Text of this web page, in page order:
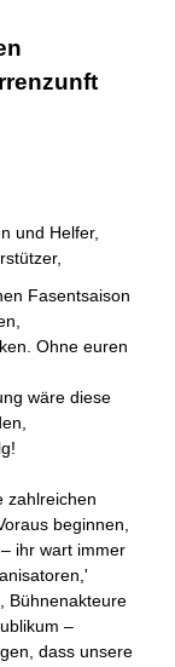
und Helfer,
Fasentsaison
Ohne euren
wäre diese
zahlreichen
beginnen,
ihr wart immer
Bühnenakteure
–
dass unsere